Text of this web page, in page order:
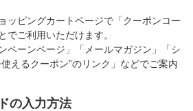
ッピングカートページで「クーポンコー
でご利用いただけます。
ペーンページ」「メールマガジン」「シ
えるクーポン”のリンク」などでご案内
の入力方法